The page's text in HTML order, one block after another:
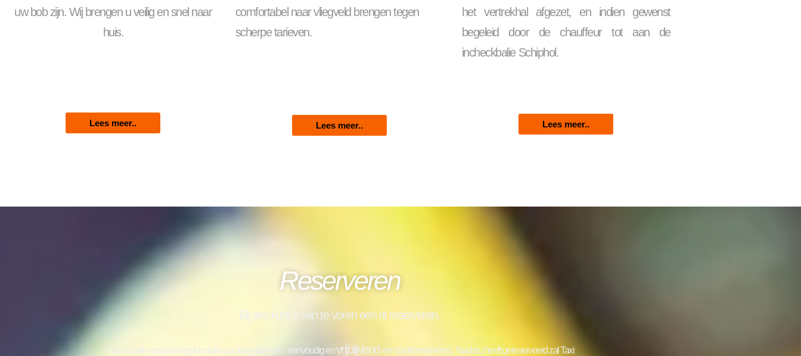
uw bob zijn. Wij brengen u veilig en snel naar
huis.
Lees meer..
comfortabel naar vliegveld brengen tegen
scherpe tarieven.
Lees meer..
het vertrekhal afgezet, en indien gewenst
begeleid door de chauffeur tot aan de
incheckbalie Schiphol.
Lees meer..
Reserveren
Bij ons kunt u van te voren een rit reserveren.
Via het onlinereserveringsformulier op deze site kunt u eenvoudig envrijblijvend een taxirit reserveren. Nadat u heeft gereserveerd zal Taxi